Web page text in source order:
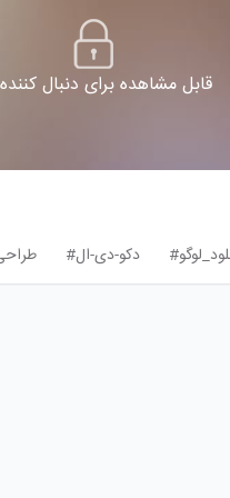
قابل مشاهده برای دنبال
دکو-دی-ال#